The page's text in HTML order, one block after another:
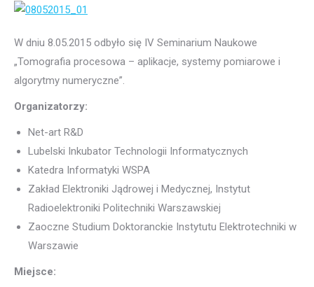
W dniu 8.05.2015 odbyło się IV Seminarium Naukowe
„Tomografia procesowa – aplikacje, systemy pomiarowe i
algorytmy numeryczne”.
Organizatorzy:
Net-art R&D
Lubelski Inkubator Technologii Informatycznych
Katedra Informatyki WSPA
Zakład Elektroniki Jądrowej i Medycznej, Instytut
Radioelektroniki Politechniki Warszawskiej
Zaoczne Studium Doktoranckie Instytutu Elektrotechniki w
Warszawie
Miejsce: